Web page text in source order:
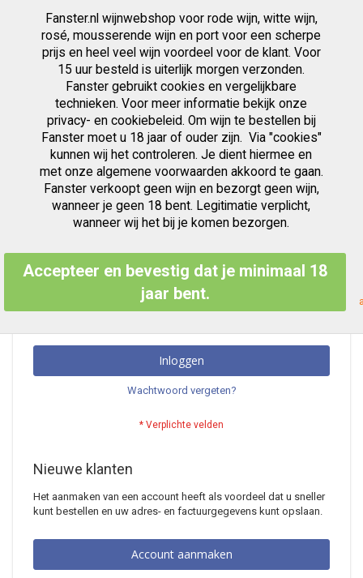
Fanster.nl wijnwebshop voor rode wijn, witte wijn,
rosé, mousserende wijn en port voor een scherpe
prijs en heel veel wijn voordeel voor de klant. Voor
15 uur besteld is uiterlijk morgen verzonden.
Fanster gebruikt cookies en vergelijkbare
technieken. Voor meer informatie bekijk onze
privacy- en cookiebeleid. Om wijn te bestellen bij
Fanster moet u 18 jaar of ouder zijn. Via "cookies"
kunnen wij het controleren. Je dient hiermee en
met onze algemene voorwaarden akkoord te gaan.
Fanster verkoopt geen wijn en bezorgt geen wijn,
wanneer je geen 18 bent. Legitimatie verplicht,
wanneer wij het bij je komen bezorgen.
Accepteer en bevestig dat je minimaal 18
jaar bent.
Zoek
inhoud
Klant Login
Geregistreerde Klanten
Als u een account hebt, meld u dan aan met uw e-mailadres.
E-mailadres
Inloggen
Wachtwoord vergeten?
Nieuwe klanten
Het aanmaken van een account heeft als voordeel dat u sneller
kunt bestellen en uw adres- en factuurgegevens kunt opslaan.
Account aanmaken